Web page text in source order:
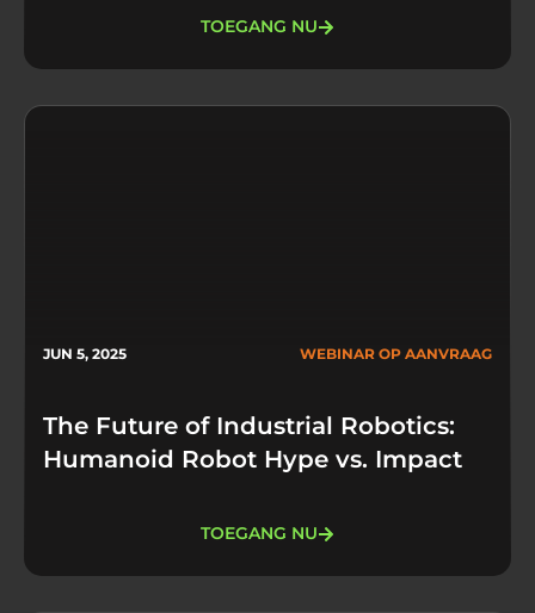
TOEGANG NU
JUN 5, 2025 WEBINAR OP AANVRAAG
The Future of Industrial Robotics:
Humanoid Robot Hype vs. Impact
TOEGANG NU